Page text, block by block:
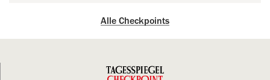
Alle Checkpoints